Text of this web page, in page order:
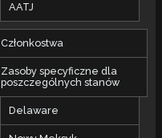
AATJ
Członkostwa
Zasoby specyficzne dla
poszczególnych stanów
Delaware